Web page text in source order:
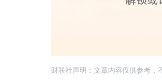
财联社声明：文章内容仅供参考，